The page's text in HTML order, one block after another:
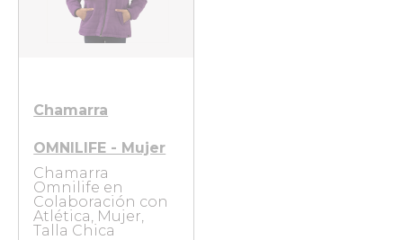
Chamarra
OMNILIFE - Mujer
Chamarra
Omnilife en
Colaboración con
Atlética, Mujer,
Talla Chica